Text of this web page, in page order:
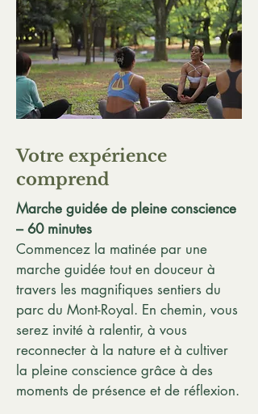
Votre expérience
comprend
Marche guidée de pleine conscience
– 60 minutes
Commencez la matinée par une
marche guidée tout en douceur à
travers les magnifiques sentiers du
parc du Mont-Royal. En chemin, vous
serez invité à ralentir, à vous
reconnecter à la nature et à cultiver
la pleine conscience grâce à des
moments de présence et de réflexion.